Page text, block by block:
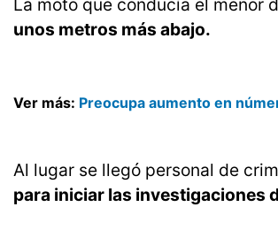
La moto que conducía el menor
unos metros más abajo.
Ver más: Preocupa aumento en
Al lugar se llegó personal de
para iniciar las investigaciones